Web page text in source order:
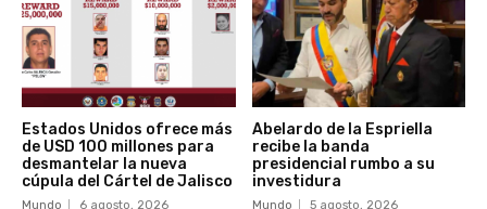
Estados Unidos ofrece más
de USD 100 millones para
desmantelar la nueva
cúpula del Cártel de Jalisco
Mundo 6 agosto, 2026
Abelardo de la Espriella
recibe la banda
presidencial rumbo a su
investidura
Mundo 5 agosto, 2026